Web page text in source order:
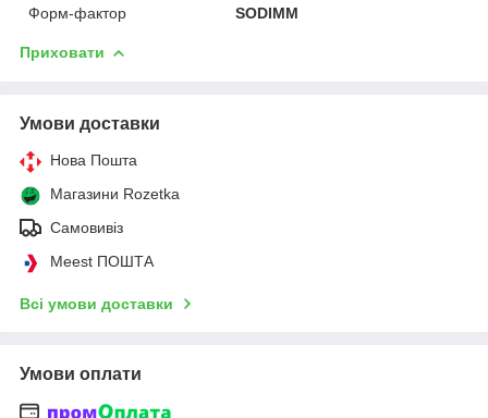
Форм-фактор
SODIMM
Приховати
Умови доставки
Нова Пошта
Магазини Rozetka
Самовивіз
Meest ПОШТА
Всі умови доставки
Умови оплати